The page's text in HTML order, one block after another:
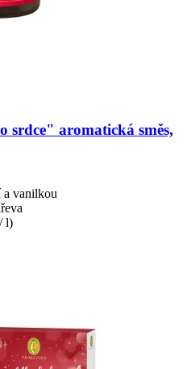
srdce" aromatická směs,
a vanilkou
l)